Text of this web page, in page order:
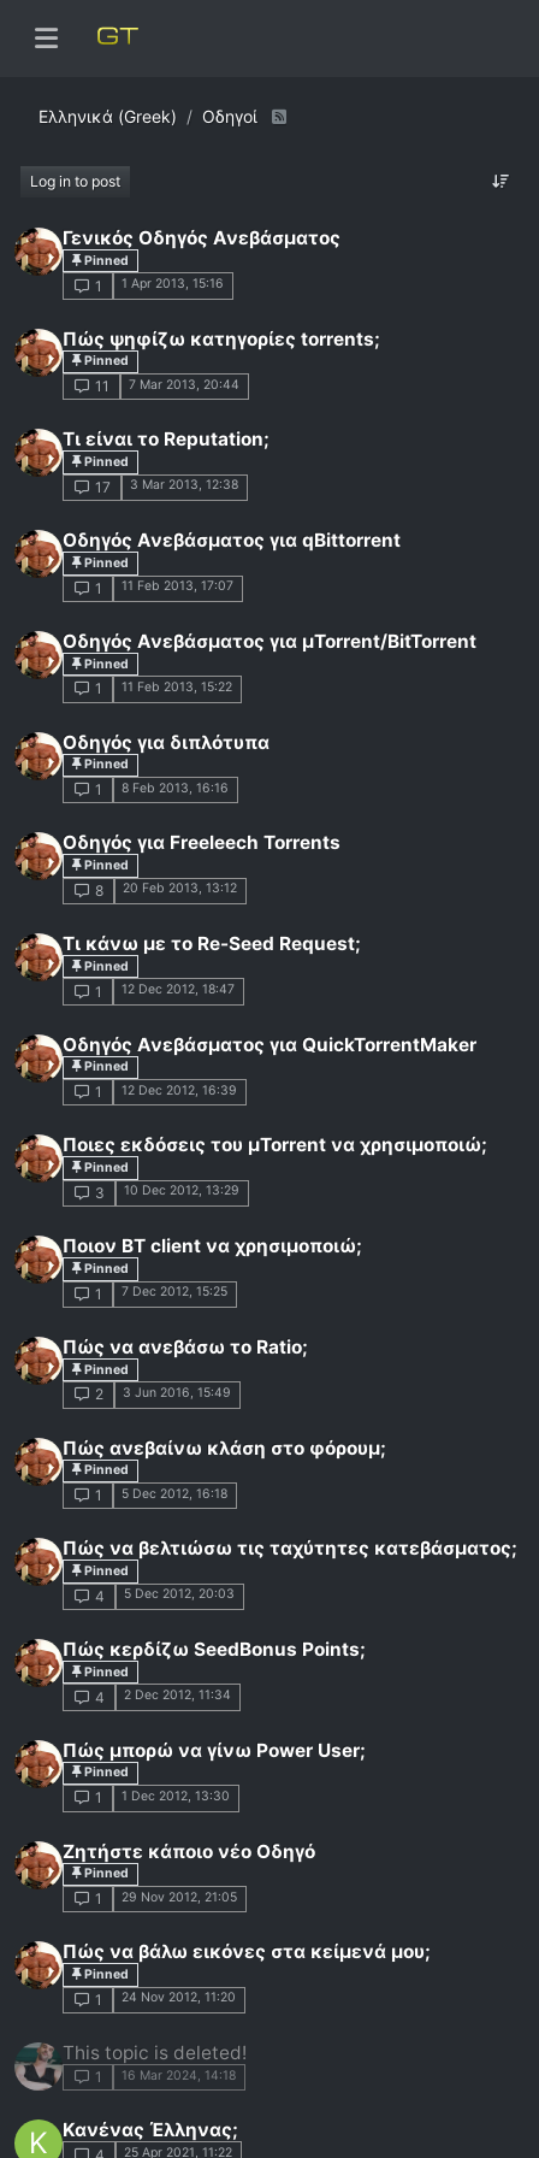
Ελληνικά (Greek) Οδηγοί
Log in to post
Γενικός Οδηγός Ανεβάσματος
Pinned
1 1 Apr 2013, 15:16
Πώς ψηφίζω κατηγορίες torrents;
Pinned
11 7 Mar 2013, 20:44
Τι είναι το Reputation;
Pinned
17 3 Mar 2013, 12:38
Οδηγός Ανεβάσματος για qBittorrent
Pinned
1 11 Feb 2013, 17:07
Οδηγός Ανεβάσματος για μTorrent/BitTorrent
Pinned
1 11 Feb 2013, 15:22
Οδηγός για διπλότυπα
Pinned
1 8 Feb 2013, 16:16
Οδηγός για Freeleech Torrents
Pinned
8 20 Feb 2013, 13:12
Τι κάνω με το Re-Seed Request;
Pinned
1 12 Dec 2012, 18:47
Οδηγός Ανεβάσματος για QuickTorrentMaker
Pinned
1 12 Dec 2012, 16:39
Ποιες εκδόσεις του μTorrent να χρησιμοποιώ;
Pinned
3 10 Dec 2012, 13:29
Ποιον BT client να χρησιμοποιώ;
Pinned
1 7 Dec 2012, 15:25
Πώς να ανεβάσω το Ratio;
Pinned
2 3 Jun 2016, 15:49
Πώς ανεβαίνω κλάση στο φόρουμ;
Pinned
1 5 Dec 2012, 16:18
Πώς να βελτιώσω τις ταχύτητες κατεβάσματος;
Pinned
4 5 Dec 2012, 20:03
Πώς κερδίζω SeedBonus Points;
Pinned
4 2 Dec 2012, 11:34
Πώς μπορώ να γίνω Power User;
Pinned
1 1 Dec 2012, 13:30
Ζητήστε κάποιο νέο Οδηγό
Pinned
1 29 Nov 2012, 21:05
Πώς να βάλω εικόνες στα κείμενά μου;
Pinned
1 24 Nov 2012, 11:20
This topic is deleted!
1 16 Mar 2024, 14:18
K Κανένας Έλληνας;
4 25 Apr 2021, 11:22